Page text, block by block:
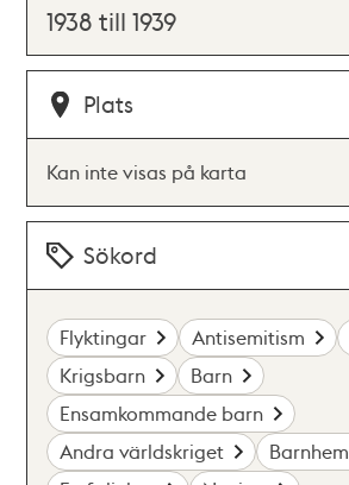
1938 till 1939
Plats
Kan inte visas på karta
Sökord
Flyktingar Antisemitism
Krigsbarn
Barn
Ensamkommande barn
Andra världskriget
Barnhem